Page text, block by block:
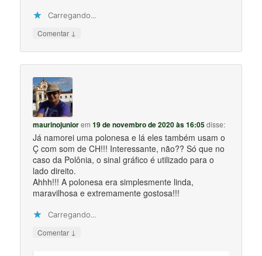
Carregando...
Comentar ↓
maurinojuniorem19 de novembro de 2020 às 16:05disse:
Já namorei uma polonesa e lá eles também usam o
Ç com som de CH!!! Interessante, não?? Só que no
caso da Polônia, o sinal gráfico é utilizado para o
lado direito.
Ahhh!!! A polonesa era simplesmente linda,
maravilhosa e extremamente gostosa!!!
Carregando...
Comentar ↓